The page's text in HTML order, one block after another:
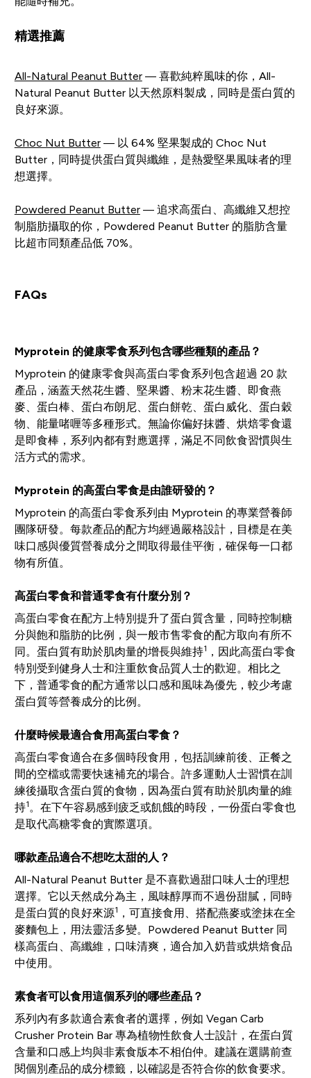
精選推薦
All-Natural Peanut Butter— 喜歡純粹風味的你，All-
Natural Peanut Butter 以天然原料製成，同時是蛋白質的
良好來源。
Choc Nut Butter— 以 64% 堅果製成的 Choc Nut
Butter，同時提供蛋白質與纖維，是熱愛堅果風味者的理
想選擇。
Powdered Peanut Butter— 追求高蛋白、高纖維又想控
制脂肪攝取的你，Powdered Peanut Butter 的脂肪含量
比超市同類產品低 70%。
FAQs
Myprotein 的健康零食系列包含哪些種類的產品？
Myprotein 的健康零食與高蛋白零食系列包含超過 20 款
產品，涵蓋天然花生醬、堅果醬、粉末花生醬、即食燕
麥、蛋白棒、蛋白布朗尼、蛋白餅乾、蛋白威化、蛋白穀
物、能量啫喱等多種形式。無論你偏好抹醬、烘焙零食還
是即食棒，系列內都有對應選擇，滿足不同飲食習慣與生
活方式的需求。
Myprotein 的高蛋白零食是由誰研發的？
Myprotein 的高蛋白零食系列由 Myprotein 的專業營養師
團隊研發。每款產品的配方均經過嚴格設計，目標是在美
味口感與優質營養成分之間取得最佳平衡，確保每一口都
物有所值。
高蛋白零食和普通零食有什麼分別？
高蛋白零食在配方上特別提升了蛋白質含量，同時控制糖
分與飽和脂肪的比例，與一般市售零食的配方取向有所不
同。蛋白質有助於肌肉量的增長與維持1 ，因此高蛋白零食
特別受到健身人士和注重飲食品質人士的歡迎。相比之
下，普通零食的配方通常以口感和風味為優先，較少考慮
蛋白質等營養成分的比例。
什麼時候最適合食用高蛋白零食？
高蛋白零食適合在多個時段食用，包括訓練前後、正餐之
間的空檔或需要快速補充的場合。許多運動人士習慣在訓
練後攝取含蛋白質的食物，因為蛋白質有助於肌肉量的維
持1。在下午容易感到疲乏或飢餓的時段，一份蛋白零食也
是取代高糖零食的實際選項。
哪款產品適合不想吃太甜的人？
All-Natural Peanut Butter 是不喜歡過甜口味人士的理想
選擇。它以天然成分為主，風味醇厚而不過份甜膩，同時
是蛋白質的良好來源1 ，可直接食用、搭配燕麥或塗抹在全
麥麵包上，用法靈活多變。Powdered Peanut Butter 同
樣高蛋白、高纖維，口味清爽，適合加入奶昔或烘焙食品
中使用。
素食者可以食用這個系列的哪些產品？
系列內有多款適合素食者的選擇，例如 Vegan Carb
Crusher Protein Bar 專為植物性飲食人士設計，在蛋白質
含量和口感上均與非素食版本不相伯仲。建議在選購前查
閱個別產品的成分標籤，以確認是否符合你的飲食要求。